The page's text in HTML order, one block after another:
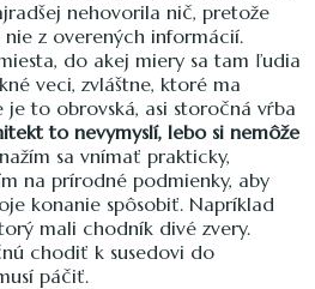
nehovorila nič, pretože
z overených informácií.
do akej miery sa tam ľudia
veci, zvláštne, ktoré ma
je to obrovská, asi storočná vŕba
to nevymyslí, lebo si nemôže
sa vnímať prakticky,
na prírodné podmienky, aby
konanie spôsobiť. Napríklad
mali chodník divé zvery.
chodiť k susedovi do
páčiť.